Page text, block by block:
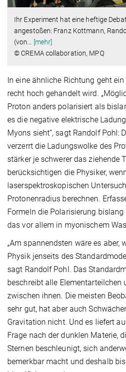
Ihr Experiment hat eine heftige
angestoßen: Franz Kottmann,
(von
[mehr]
© CREMA collaboration, MPQ
In eine ähnliche Richtung geht
recht hoch gehandelt wird.
Proton anders polarisiert als
es die negative elektrische
Myons sieht“, sagt Randolf Pohl:
verzerrt die Ladungswolke des
stärker je schwerer das ziehende
berücksichtigen die Physiker,
laserspektroskopischen
Protonenradius berechnen.
Formeln die Polarisierung
das vor allem in myonischem
„Am spannendsten wäre es aber,
Physik jenseits des
sagt Randolf Pohl. Das
beschreibt alle Elementarteilchen
zwischen ihnen. Die meisten
sehr gut, hat aber auch
Gravitation nicht. Und es liefert
Frage nach der dunklen Materie,
Sternen beschleunigt, sich
bemerkbar macht und deshalb